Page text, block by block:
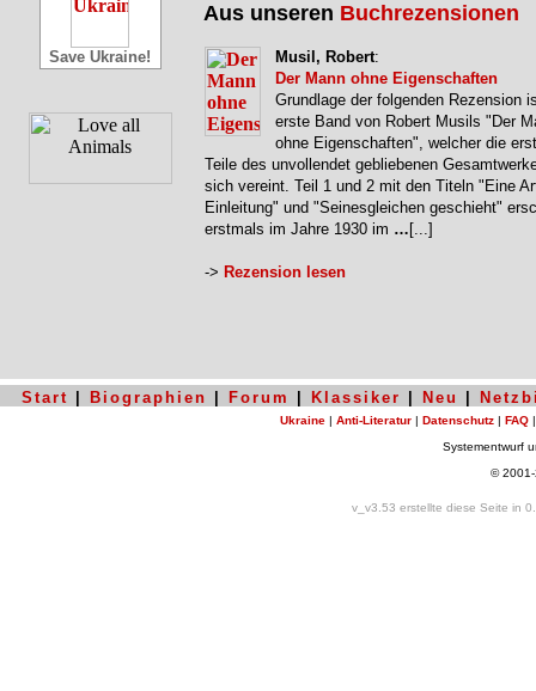
Save Ukraine!
Aus unseren Buchrezensionen
Musil, Robert:
Der Mann ohne Eigenschaften
Grundlage der folgenden Rezension
erste Band von Robert Musils "Der
ohne Eigenschaften", welcher die
Teile des unvollendet gebliebenen
sich vereint. Teil 1 und 2 mit den Titeln "Eine
Einleitung" und "Seinesgleichen geschieht"
erstmals im Jahre 1930 im … [...]
-> Rezension lesen
Start Biographien Forum Klassiker Neu
Ukraine | Anti-Literatur | Datenschutz | FAQ
Systementwurf
©
v_v3.53 erstellte diese Seite in